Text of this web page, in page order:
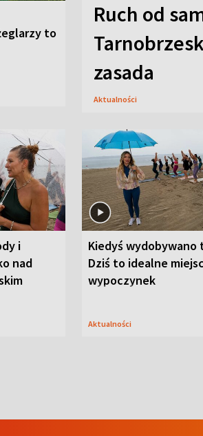
to
Ruch od
zasada
Aktualności
i
nad
Kiedyś wydobywano
Dziś to idealne
wypoczynek
Aktualności